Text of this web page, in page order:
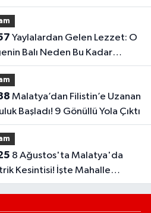
Geçiyor
Balı Neden Bu Kadar
Başladı! 9 Gönüllü Yola Çıktı
Kesintisi! İşte Mahalle
Kesinti Listesi..